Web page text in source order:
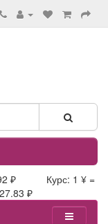
₽ Курс: 1 ¥ =
₽